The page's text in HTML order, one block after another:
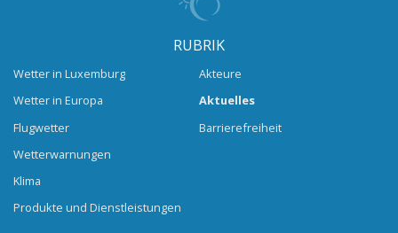
RUBRIK
Wetter in Luxemburg
Wetter in Europa
Flugwetter
Wetterwarnungen
Klima
Produkte und Dienstleistungen
Akteure
Aktuelles
Barrierefreiheit